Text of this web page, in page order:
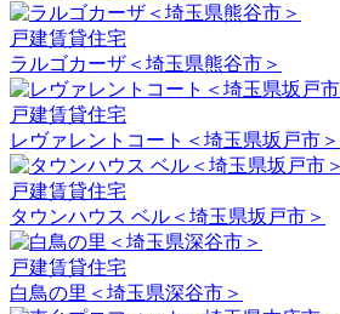
戸建賃貸住宅
ラルゴカーザ＜埼玉県熊谷市＞
戸建賃貸住宅
レヴァレントコート＜埼玉県坂戸市＞
戸建賃貸住宅
タウンハウス ベル＜埼玉県坂戸市＞
戸建賃貸住宅
白鳥の里＜埼玉県深谷市＞